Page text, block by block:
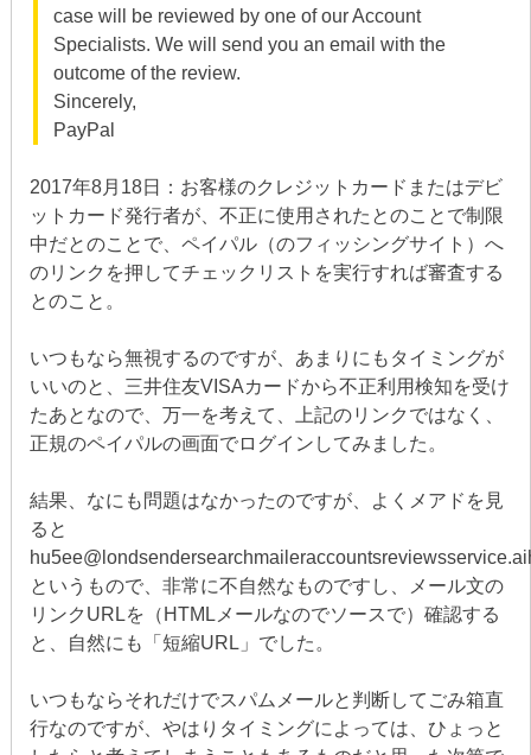
case will be reviewed by one of our Account
Specialists. We will send you an email with the
outcome of the review.
Sincerely,
PayPal
2017年8月18日：お客様のクレジットカードまたはデビ
ットカード発行者が、不正に使用されたとのことで制限
中だとのことで、ペイパル（のフィッシングサイト）へ
のリンクを押してチェックリストを実行すれば審査する
とのこと。
いつもなら無視するのですが、あまりにもタイミングが
いいのと、三井住友VISAカードから不正利用検知を受け
たあとなので、万一を考えて、上記のリンクではなく、
正規のペイパルの画面でログインしてみました。
結果、なにも問題はなかったのですが、よくメアドを見
ると
というもので、非常に不自然なものですし、メール文の
リンクURLを（HTMLメールなのでソースで）確認する
と、自然にも「短縮URL」でした。
いつもならそれだけでスパムメールと判断してごみ箱直
行なのですが、やはりタイミングによっては、ひょっと